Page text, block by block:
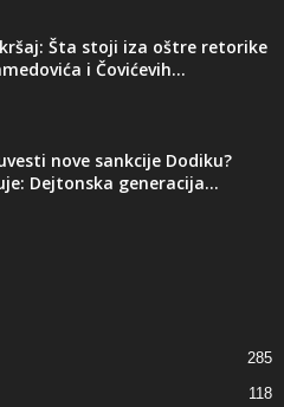
Šta stoji iza oštre retorike
i Čovićevih...
nove sankcije Dodiku?
Dejtonska generacija...
285
118